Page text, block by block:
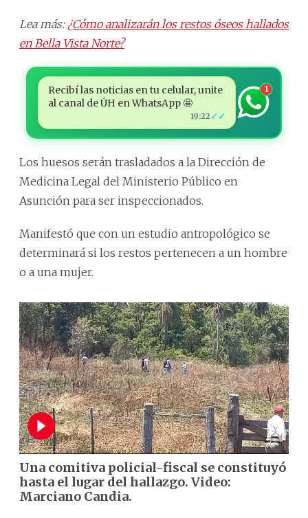
Lea más: ¿Cómo analizarán los restos óseos hallados
en Bella Vista Norte?
Recibí las noticias en tu celular, unite
al canal de ÚH en WhatsApp 🤩
19:22 ✓✓
1
Los huesos serán trasladados a la Dirección de
Medicina Legal del Ministerio Público en
Asunción para ser inspeccionados.
Manifestó que con un estudio antropológico se
determinará si los restos pertenecen a un hombre
o a una mujer.
Una comitiva policial-fiscal se constituyó
hasta el lugar del hallazgo. Video:
Marciano Candia.